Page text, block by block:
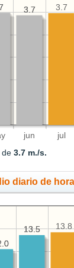
jun jul
3.7 3.7
3.7
de3.7 m./s.
diario de
13.5
13.8
13.5